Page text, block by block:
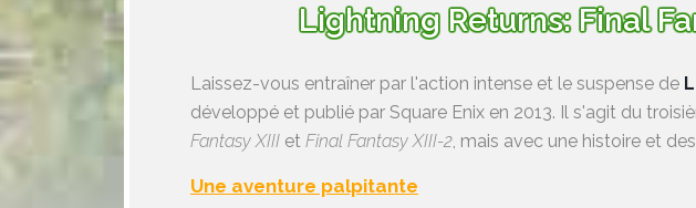
Lightning Returns: Final
Laissez-vous entraîner par l'action intense et le suspense de
développé et publié par Square Enix en 2013. Il s'agit du
Fantasy XIII et Final Fantasy XIII-2, mais avec une histoire et
Une aventure palpitante